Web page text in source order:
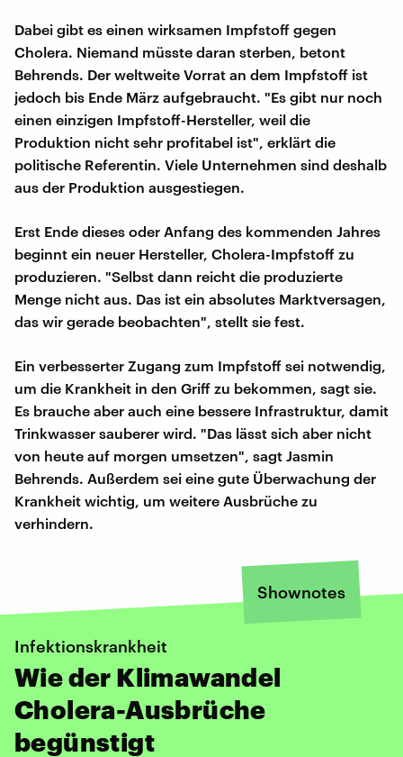
Dabei gibt es einen wirksamen Impfstoff gegen
Cholera. Niemand müsste daran sterben, betont
Behrends. Der weltweite Vorrat an dem Impfstoff ist
jedoch bis Ende März aufgebraucht. "Es gibt nur noch
einen einzigen Impfstoff-Hersteller, weil die
Produktion nicht sehr profitabel ist", erklärt die
politische Referentin. Viele Unternehmen sind deshalb
aus der Produktion ausgestiegen.
Erst Ende dieses oder Anfang des kommenden Jahres
beginnt ein neuer Hersteller, Cholera-Impfstoff zu
produzieren. "Selbst dann reicht die produzierte
Menge nicht aus. Das ist ein absolutes Marktversagen,
das wir gerade beobachten", stellt sie fest.
Ein verbesserter Zugang zum Impfstoff sei notwendig,
um die Krankheit in den Griff zu bekommen, sagt sie.
Es brauche aber auch eine bessere Infrastruktur, damit
Trinkwasser sauberer wird. "Das lässt sich aber nicht
von heute auf morgen umsetzen", sagt Jasmin
Behrends. Außerdem sei eine gute Überwachung der
Krankheit wichtig, um weitere Ausbrüche zu
verhindern.
Shownotes
Infektionskrankheit
Wie der Klimawandel
Cholera-Ausbrüche
begünstigt